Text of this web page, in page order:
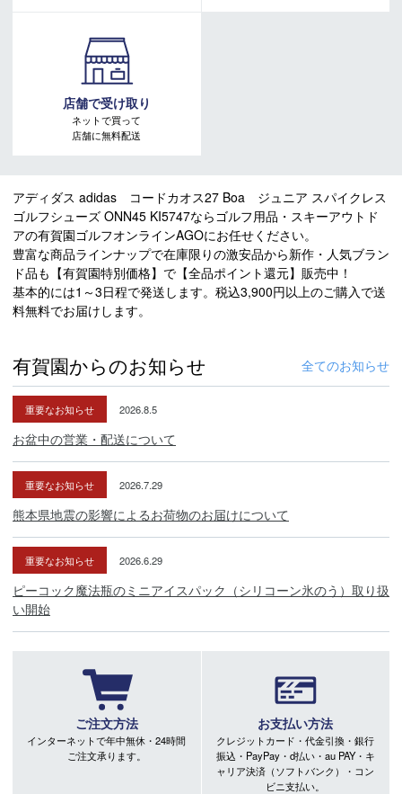
店舗で受け取り
ネットで買って
店舗に無料配送
アディダス adidas コードカオス27 Boa ジュニア スパイクレス
ゴルフシューズ ONN45 KI5747ならゴルフ用品・スキーアウトド
アの有賀園ゴルフオンラインAGOにお任せください。
豊富な商品ラインナップで在庫限りの激安品から新作・人気ブラン
ド品も【有賀園特別価格】で【全品ポイント還元】販売中！
基本的には1～3日程で発送します。税込3,900円以上のご購入で送
料無料でお届けします。
有賀園からのお知らせ 全てのお知らせ
重要なお知らせ 2026.8.5
お盆中の営業・配送について
重要なお知らせ 2026.7.29
熊本県地震の影響によるお荷物のお届けについて
重要なお知らせ 2026.6.29
ピーコック魔法瓶のミニアイスパック（シリコーン氷のう）取り扱
い開始
ご注文方法
インターネットで年中無休・24時間
ご注文承ります。
お支払い方法
クレジットカード・代金引換・銀行
振込・PayPay・d払い・au PAY・キ
ャリア決済（ソフトバンク）・コン
ビニ支払い。